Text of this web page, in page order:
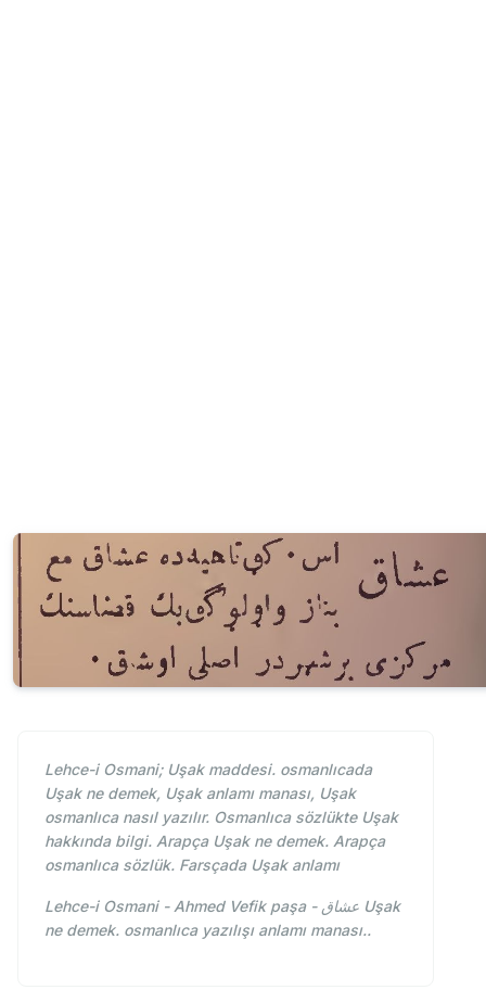
Lehce-i Osmani; Uşak maddesi. osmanlıcada
Uşak ne demek, Uşak anlamı manası, Uşak
osmanlıca nasıl yazılır. Osmanlıca sözlükte Uşak
hakkında bilgi. Arapça Uşak ne demek. Arapça
osmanlıca sözlük. Farsçada Uşak anlamı
Lehce-i Osmani - Ahmed Vefik paşa - عشاق Uşak
ne demek. osmanlıca yazılışı anlamı manası..